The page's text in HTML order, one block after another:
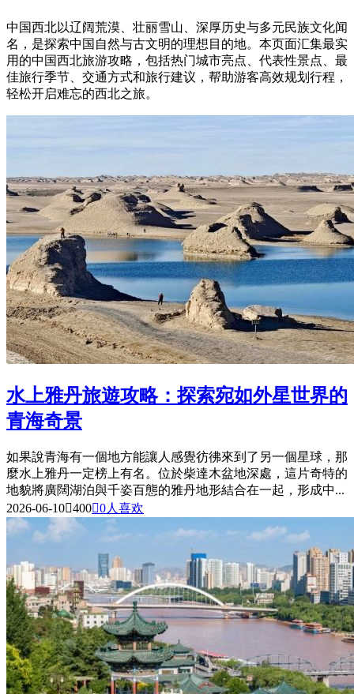
中国西北以辽阔荒漠、壮丽雪山、深厚历史与多元民族文化闻
名，是探索中国自然与古文明的理想目的地。本页面汇集最实
用的中国西北旅游攻略，包括热门城市亮点、代表性景点、最
佳旅行季节、交通方式和旅行建议，帮助游客高效规划行程，
轻松开启难忘的西北之旅。
水上雅丹旅遊攻略：探索宛如外星世界的
青海奇景
如果說青海有一個地方能讓人感覺彷彿來到了另一個星球，那
麼水上雅丹一定榜上有名。位於柴達木盆地深處，這片奇特的
地貌將廣闊湖泊與千姿百態的雅丹地形結合在一起，形成中...
2026-06-104000人喜欢